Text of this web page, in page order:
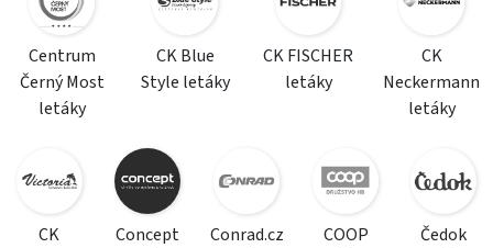
Centrum
Černý Most
letáky
CK Blue
Style letáky
CK FISCHER
letáky
CK
Neckermann
letáky
CK
Concept
Conrad.cz
COOP
Čedok